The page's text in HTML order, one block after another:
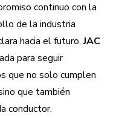
continuo con la
de la industria
hacia el futuro,JAC
para seguir
que no solo cumplen
que también
conductor.